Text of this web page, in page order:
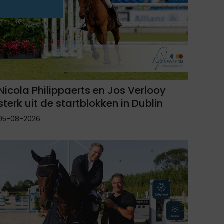
Philippaerts en Jos Verlooy
uit de startblokken in Dublin
08-2026